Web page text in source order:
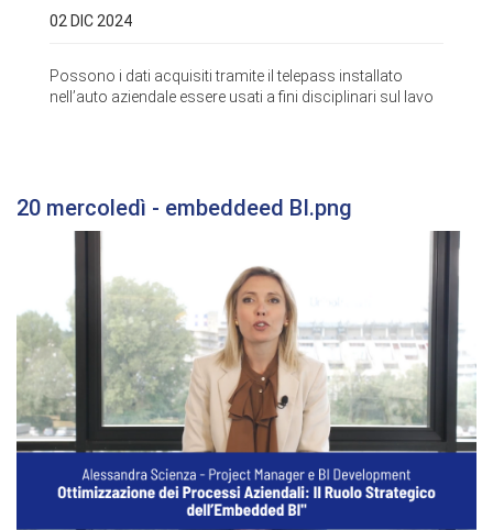
02 DIC 2024
Possono i dati acquisiti tramite il telepass installato
nell’auto aziendale essere usati a fini disciplinari sul lavo
20 mercoledì - embeddeed BI.png